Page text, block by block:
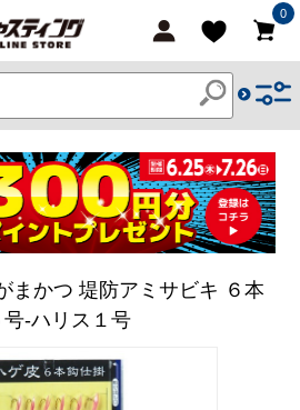
0
まかつ 堤防アミサビキ ６本
号-ハリス１号